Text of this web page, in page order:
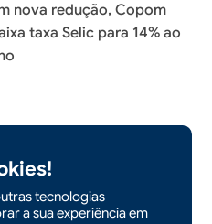
tecnologias
a sua experiência em
nova redução, Copom
taxa Selic para 14% ao
| 05/08/2026 - 09h22